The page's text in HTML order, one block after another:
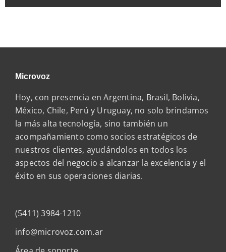
Microvoz
Hoy, con presencia en Argentina, Brasil, Bolivia,
México, Chile, Perú y Uruguay, no solo brindamos
la más alta tecnología, sino también un
acompañamiento como socios estratégicos de
nuestros clientes, ayudándolos en todos los
aspectos del negocio a alcanzar la excelencia y el
éxito en sus operaciones diarias.
(5411) 3984-1210
info@microvoz.com.ar